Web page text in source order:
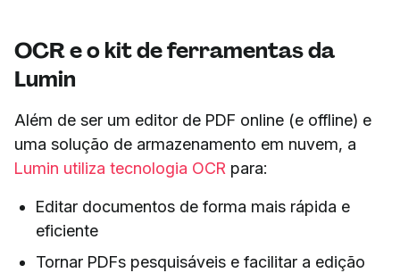
OCR e o kit de ferramentas da
Lumin
Além de ser um editor de PDF online (e offline) e
uma solução de armazenamento em nuvem, a
Lumin utiliza tecnologia OCR para:
Editar documentos de forma mais rápida e
eficiente
Tornar PDFs pesquisáveis e facilitar a edição